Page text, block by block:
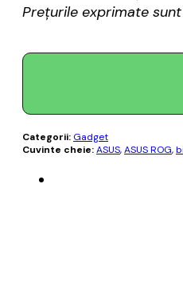
Prețurile exprimate
Categorii: Gadget
Cuvinte cheie:ASUS,ASUS ROG,